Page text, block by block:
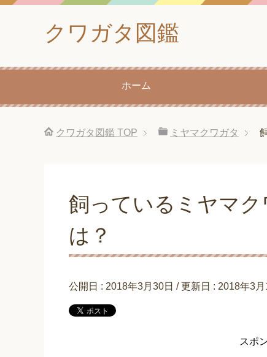
クワガタ図鑑
ホーム
クワガタ図鑑 TOP ミヤマクワガタ
飼っているミヤマ
は？
公開日 : 2018年3月30日 / 更新日 : 2018年3月
スポ